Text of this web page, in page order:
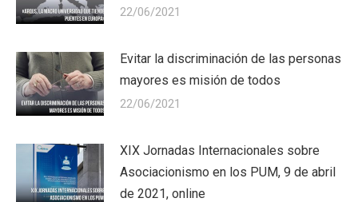
22/06/2021
Evitar la discriminación de las personas
mayores es misión de todos
22/06/2021
XIX Jornadas Internacionales sobre
Asociacionismo en los PUM, 9 de abril
de 2021, online